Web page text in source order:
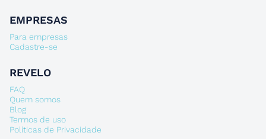
EMPRESAS
Para empresas
Cadastre-se
REVELO
FAQ
Quem somos
Blog
Termos de uso
Políticas de Privacidade